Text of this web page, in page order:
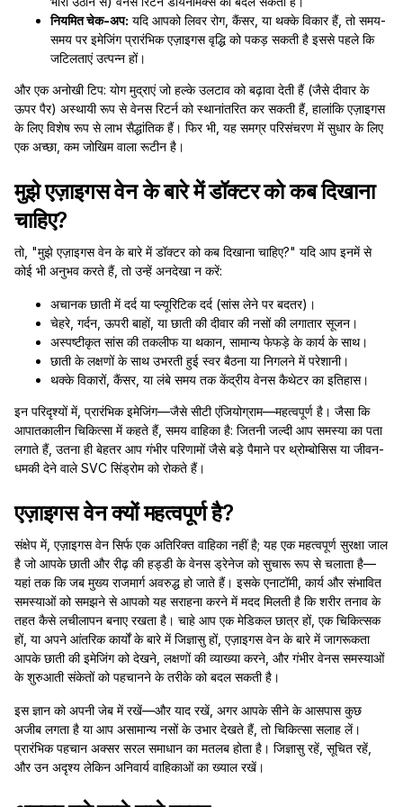
नियमित चेक-अप: यदि आपको लिवर रोग, कैंसर, या थक्के विकार हैं, तो समय-
समय पर इमेजिंग प्रारंभिक एज़ाइगस वृद्धि को पकड़ सकती है इससे पहले कि
जटिलताएं उत्पन्न हों।
और एक अनोखी टिप: योग मुद्राएं जो हल्के उलटाव को बढ़ावा देती हैं (जैसे दीवार के
ऊपर पैर) अस्थायी रूप से वेनस रिटर्न को स्थानांतरित कर सकती हैं, हालांकि एज़ाइगस
के लिए विशेष रूप से लाभ सैद्धांतिक हैं। फिर भी, यह समग्र परिसंचरण में सुधार के लिए
एक अच्छा, कम जोखिम वाला रूटीन है।
मुझे एज़ाइगस वेन के बारे में डॉक्टर को कब दिखाना
चाहिए?
तो, "मुझे एज़ाइगस वेन के बारे में डॉक्टर को कब दिखाना चाहिए?" यदि आप इनमें से
कोई भी अनुभव करते हैं, तो उन्हें अनदेखा न करें:
अचानक छाती में दर्द या प्ल्यूरिटिक दर्द (सांस लेने पर बदतर)।
चेहरे, गर्दन, ऊपरी बाहों, या छाती की दीवार की नसों की लगातार सूजन।
अस्पष्टीकृत सांस की तकलीफ या थकान, सामान्य फेफड़े के कार्य के साथ।
छाती के लक्षणों के साथ उभरती हुई स्वर बैठना या निगलने में परेशानी।
थक्के विकारों, कैंसर, या लंबे समय तक केंद्रीय वेनस कैथेटर का इतिहास।
इन परिदृश्यों में, प्रारंभिक इमेजिंग—जैसे सीटी एंजियोग्राम—महत्वपूर्ण है। जैसा कि
आपातकालीन चिकित्सा में कहते हैं, समय वाहिका है: जितनी जल्दी आप समस्या का पता
लगाते हैं, उतना ही बेहतर आप गंभीर परिणामों जैसे बड़े पैमाने पर थ्रोम्बोसिस या जीवन-
धमकी देने वाले SVC सिंड्रोम को रोकते हैं।
एज़ाइगस वेन क्यों महत्वपूर्ण है?
संक्षेप में, एज़ाइगस वेन सिर्फ एक अतिरिक्त वाहिका नहीं है; यह एक महत्वपूर्ण सुरक्षा जाल
है जो आपके छाती और रीढ़ की हड्डी के वेनस ड्रेनेज को सुचारू रूप से चलाता है—
यहां तक कि जब मुख्य राजमार्ग अवरुद्ध हो जाते हैं। इसके एनाटॉमी, कार्य और संभावित
समस्याओं को समझने से आपको यह सराहना करने में मदद मिलती है कि शरीर तनाव के
तहत कैसे लचीलापन बनाए रखता है। चाहे आप एक मेडिकल छात्र हों, एक चिकित्सक
हों, या अपने आंतरिक कार्यों के बारे में जिज्ञासु हों, एज़ाइगस वेन के बारे में जागरूकता
आपके छाती की इमेजिंग को देखने, लक्षणों की व्याख्या करने, और गंभीर वेनस समस्याओं
के शुरुआती संकेतों को पहचानने के तरीके को बदल सकती है।
इस ज्ञान को अपनी जेब में रखें—और याद रखें, अगर आपके सीने के आसपास कुछ
अजीब लगता है या आप असामान्य नसों के उभार देखते हैं, तो चिकित्सा सलाह लें।
प्रारंभिक पहचान अक्सर सरल समाधान का मतलब होता है। जिज्ञासु रहें, सूचित रहें,
और उन अदृश्य लेकिन अनिवार्य वाहिकाओं का ख्याल रखें।